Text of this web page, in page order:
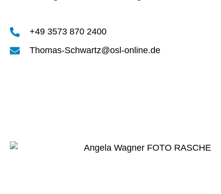
+49 3573 870 2400
Thomas-Schwartz@osl-online.de